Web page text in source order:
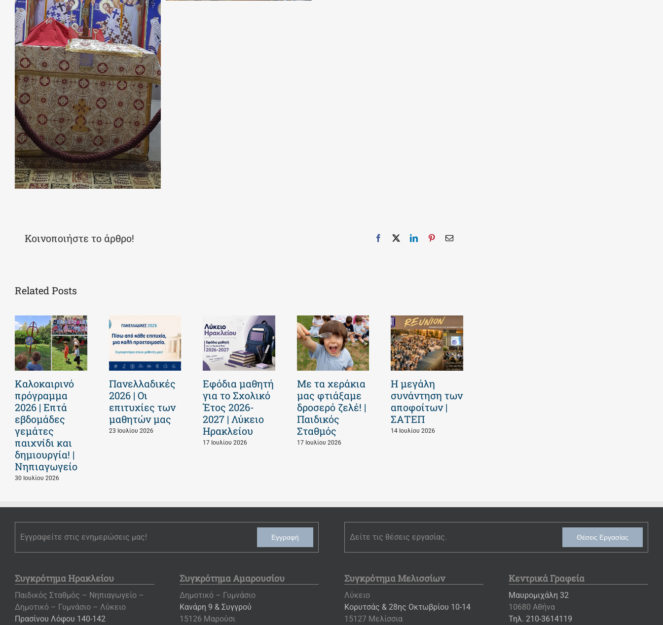
Κοινοποιήστε το άρθρο! Facebook
X LinkedInPinterestEmail
Related Posts
Καλοκαιρινό
πρόγραμμα
2026 | Επτά
εβδομάδες
γεμάτες
παιχνίδι και
δημιουργία! |
Νηπιαγωγείο
30 Ιουλίου 2026
Πανελλαδικές
2026 | Οι
επιτυχίες των
μαθητών μας
23 Ιουλίου 2026
Εφόδια μαθητή
για το Σχολικό
Έτος 2026-
2027 | Λύκειο
Ηρακλείου
17 Ιουλίου 2026
Με τα χεράκια
μας φτιάξαμε
δροσερό ζελέ! |
Παιδικός
Σταθμός
17 Ιουλίου 2026
Η μεγάλη
συνάντηση των
αποφοίτων |
ΣΑΤΕΠ
14 Ιουλίου 2026
Εγγραφείτε στις ενημερώσεις μας! Εγγραφή Δείτε τις θέσεις εργασίας. Θέσεις Εργασίας
Συγκρότημα Ηρακλείου
Παιδικός Σταθμός – Νηπιαγωγείο –
Δημοτικό – Γυμνάσιο – Λύκειο
Πρασίνου Λόφου 140-142
Συγκρότημα Αμαρουσίου
Δημοτικό – Γυμνάσιο
Κανάρη 9 & Συγγρού
15126 Μαρούσι
Συγκρότημα Μελισσίων
Λύκειο
Κορυτσάς & 28ης Οκτωβρίου 10-14
15127 Μελίσσια
Κεντρικά Γραφεία
Μαυρομιχάλη 32
10680 Αθήνα
Τηλ. 210-3614119